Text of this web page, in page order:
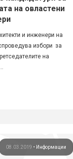
на овластени
и инженери на
избори за
на
08.03.2019 • Информации